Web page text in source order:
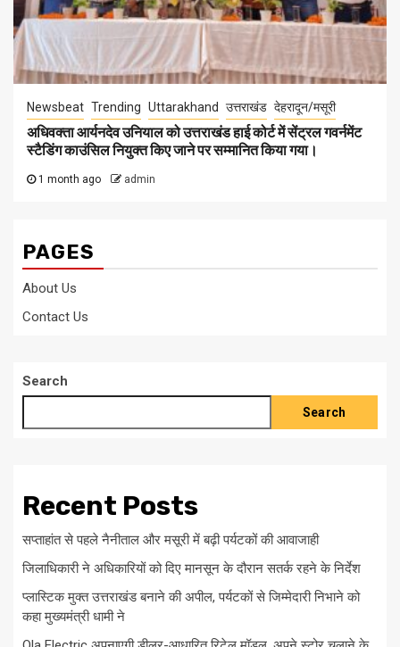
Newsbeat Trending Uttarakhand उत्तराखंड देहरादून/मसूरी
अधिवक्ता आर्यनदेव उनियाल को उत्तराखंड हाई कोर्ट में सेंट्रल गवर्नमेंट
स्टैडिंग काउंसिल नियुक्त किए जाने पर सम्मानित किया गया।
1 month ago admin
PAGES
About Us
Contact Us
Search
Search
Recent Posts
सप्ताहांत से पहले नैनीताल और मसूरी में बढ़ी पर्यटकों की आवाजाही
जिलाधिकारी ने अधिकारियों को दिए मानसून के दौरान सतर्क रहने के निर्देश
प्लास्टिक मुक्त उत्तराखंड बनाने की अपील, पर्यटकों से जिम्मेदारी निभाने को
कहा मुख्यमंत्री धामी ने